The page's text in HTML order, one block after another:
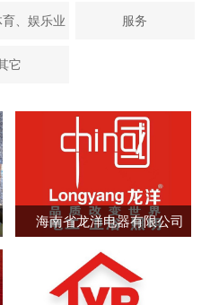
、娱乐业 服务
它
） 海南省龙洋电器有限公司